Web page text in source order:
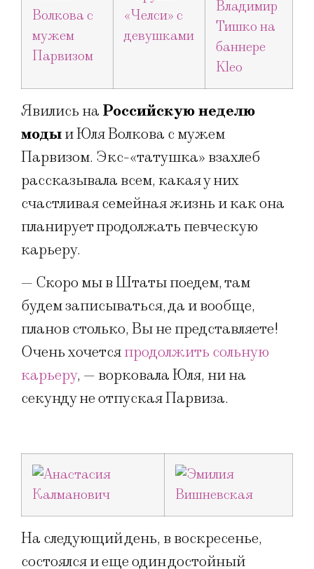
Явились на Российскую неделю
модыи Юля Волкова с мужем
Парвизом. Экс-«татушка» взахлеб
рассказывала всем, какая у них
счастливая семейная жизнь и как она
планирует продолжать певческую
карьеру.
— Скоро мы в Штаты поедем, там
будем записываться, да и вообще,
планов столько, Вы не представляете!
Очень хочетсяпродолжить сольную
карьеру, — ворковала Юля, ни на
секунду не отпуская Парвиза.
На следующий день, в воскресенье,
состоялся и еще один достойный